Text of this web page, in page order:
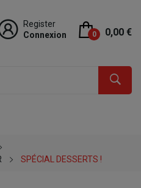
Register
Connexion
0 0,00 €
SPÉCIAL DESSERTS !